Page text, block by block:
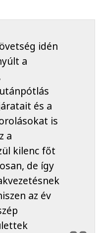
idén
a
és a
is
a
kilenc főt
de így
az év